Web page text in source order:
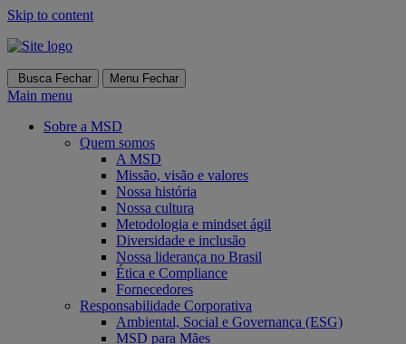
Skip to content
Busca Fechar Menu Fechar
Main menu
Sobre a MSD
Quem somos
A MSD
Missão, visão e valores
Nossa história
Nossa cultura
Metodologia e mindset ágil
Diversidade e inclusão
Nossa liderança no Brasil
Ética e Compliance
Fornecedores
Responsabilidade Corporativa
Ambiental, Social e Governança (ESG)
MSD para Mães